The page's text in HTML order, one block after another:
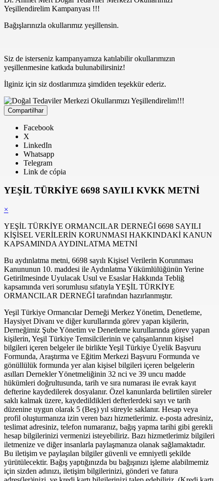
Yeşillendirelim Kampanyası !!!
Bağışlarınızla okullarımız yeşillensin.
Siz de isterseniz kampanyamıza katılabilir okullarımızın
yeşillenmesine katkıda bulunabilirsiniz!
İlginiz için siz dostlarımıza şimdiden teşekkür ederiz.
Compartilhar
Facebook
X
LinkedIn
Whatsapp
Telegram
Link de cópia
YEŞİL TÜRKİYE 6698 SAYILI KVKK METNİ
×
YEŞİL TÜRKİYE ORMANCILAR DERNEĞİ 6698 SAYILI
KİŞİSEL VERİLERİN KORUNMASI HAKKINDAKİ KANUN
KAPSAMINDA AYDINLATMA METNİ
Bu aydınlatma metni, 6698 sayılı Kişisel Verilerin Korunması
Kanununun 10. maddesi ile Aydınlatma Yükümlülüğünün Yerine
Getirilmesinde Uyulacak Usul ve Esaslar Hakkında Tebliğ
kapsamında veri sorumlusu sıfatıyla YEŞİL TÜRKİYE
ORMANCILAR DERNEĞİ tarafından hazırlanmıştır.
Yeşil Türkiye Ormancılar Derneği Merkez Yönetim, Denetleme,
Haysiyet Divanı ve diğer kurullarında görev yapan kişilerin,
Derneğimiz Şube Yönetim ve Denetleme kurullarında görev yapan
kişilerin, Yeşil Türkiye Temsilcilerinin ve çalışanlarının kişisel
bilgileri içeren belgeler ile birlikte Yeşil Türkiye Üyelik Başvuru
Formunda, Araştırma ve Eğitim Merkezi Başvuru Formunda ve
gönüllülük formunda yer alan kişisel bilgileri içeren belgelerin
asılları Dernekler Yönetmeliğinin 32 nci ve 39 uncu madde
hükümleri doğrultusunda, tarih ve sıra numarası ile evrak kayıt
defterine kaydedilerek dosyalanır. Özel kanunlarda belirtilen süreler
saklı kalmak üzere, kaydedildikleri defterlerdeki sayı ve tarih
düzenine uygun olarak 5 (Beş) yıl süreyle saklanır. Hesap veya
profil oluşturmanıza izin veren bazı hizmetlerimiz. e-posta adresiniz,
teslimat adresiniz, telefon numaranız, bağış yapma tarihi gibi gerekli
hesap bilgilerinizi vermenizi isteyebiliriz. Bazı hizmetlerimiz bilgileri
iletmenize ve diğer insanlarla paylaşmanıza olanak sağlamaktadır.
Bu iletişim ve paylaşılan bilgiler güvenli ve emniyetli şekilde
yürütülecektir. Bağış yaptığınızda bu bağışınızı işleme alabilmemiz
için sizden adınızı, iletişim bilgilerinizi, gönderi ve fatura